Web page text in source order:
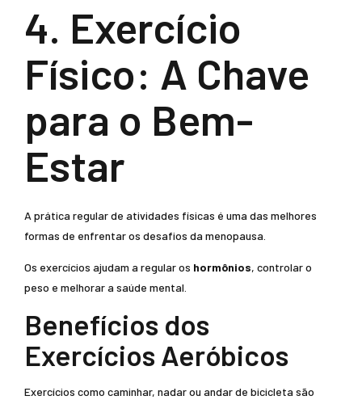
4. Exercício
Físico: A Chave
para o Bem-
Estar
A prática regular de atividades físicas é uma das melhores
formas de enfrentar os desafios da menopausa.
Os exercícios ajudam a regular os hormônios, controlar o
peso e melhorar a saúde mental.
Benefícios dos
Exercícios Aeróbicos
Exercícios como caminhar, nadar ou andar de bicicleta são